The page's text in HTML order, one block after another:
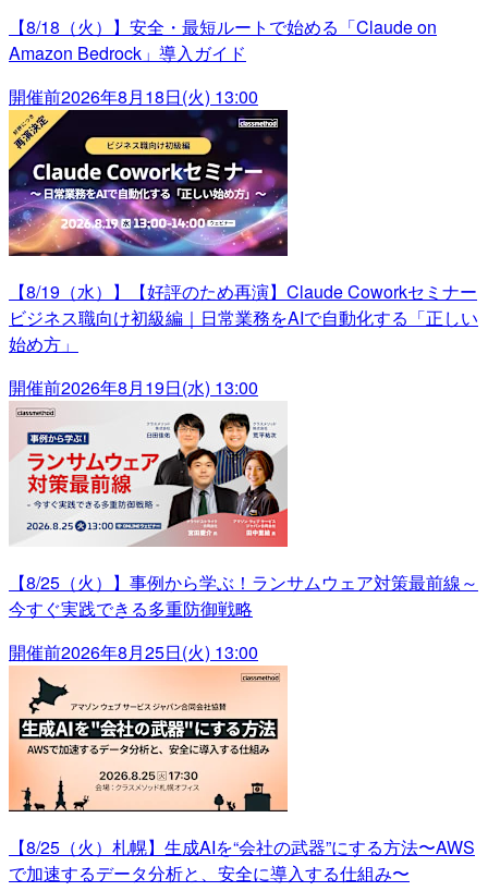
【8/18（火）】安全・最短ルートで始める「Claude on
Amazon Bedrock」導入ガイド
開催前2026年8月18日(火) 13:00
【8/19（水）】【好評のため再演】Claude Coworkセミナー
ビジネス職向け初級編｜日常業務をAIで自動化する「正しい
始め方」
開催前2026年8月19日(水) 13:00
【8/25（火）】事例から学ぶ！ランサムウェア対策最前線～
今すぐ実践できる多重防御戦略
開催前2026年8月25日(火) 13:00
【8/25（火）札幌】生成AIを“会社の武器”にする方法〜AWS
で加速するデータ分析と、安全に導入する仕組み〜